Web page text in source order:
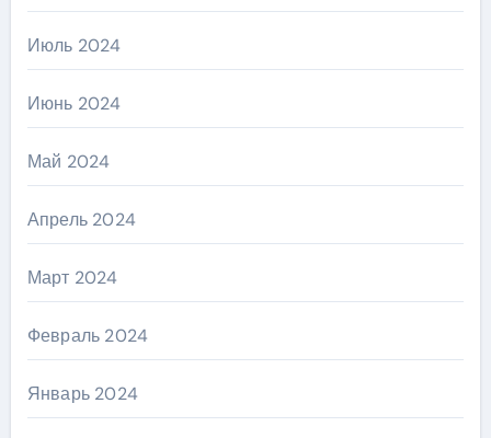
Июль 2024
Июнь 2024
Май 2024
Апрель 2024
Март 2024
Февраль 2024
Январь 2024